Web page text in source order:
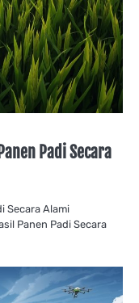
Padi Secara
Secara Alami
Panen Padi Secara